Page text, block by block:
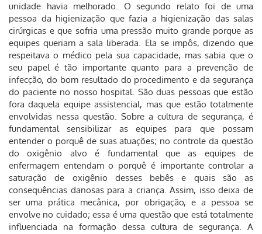
unidade havia melhorado. O segundo relato foi de uma
pessoa da higienização que fazia a higienização das salas
cirúrgicas e que sofria uma pressão muito grande porque as
equipes queriam a sala liberada. Ela se impôs, dizendo que
respeitava o médico pela sua capacidade, mas sabia que o
seu papel é tão importante quanto para a prevenção de
infecção, do bom resultado do procedimento e da segurança
do paciente no nosso hospital. São duas pessoas que estão
fora daquela equipe assistencial, mas que estão totalmente
envolvidas nessa questão. Sobre a cultura de segurança, é
fundamental sensibilizar as equipes para que possam
entender o porquê de suas atuações; no controle da questão
do oxigênio alvo é fundamental que as equipes de
enfermagem entendam o porquê é importante controlar a
saturação de oxigênio desses bebês e quais são as
consequências danosas para a criança. Assim, isso deixa de
ser uma prática mecânica, por obrigação, e a pessoa se
envolve no cuidado; essa é uma questão que está totalmente
influenciada na formação dessa cultura de segurança. A